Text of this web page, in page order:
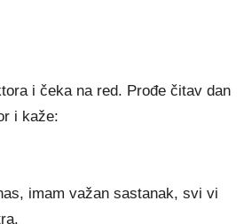
i čeka na red. Prođe čitav dan
i kaže:
imam važan sastanak, svi vi